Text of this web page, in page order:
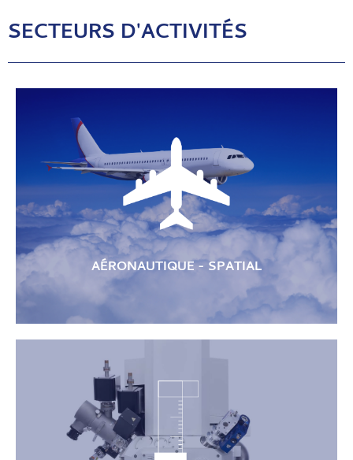
SECTEURS D'ACTIVITÉS
AÉRONAUTIQUE - SPATIAL
Pièces moteurs, composants divers en application de la
norme EN9100 (en cours)